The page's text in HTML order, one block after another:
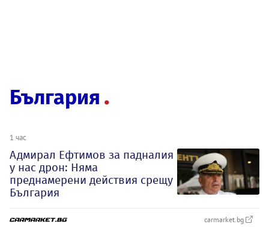
България
1 час
Адмирал Ефтимов за падналия
у нас дрон: Няма
преднамерени действия срещу
България
carmarket.bg